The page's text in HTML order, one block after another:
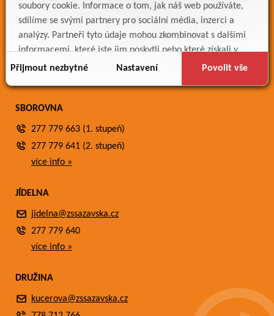
soubory cookie. Informace o tom, jak náš web používáte,
sdílíme se svými partnery pro sociální média, inzerci a
analýzy. Partneři tyto údaje mohou zkombinovat s dalšími
informacemi, které jste jim poskytli nebo které získali v
důsledku toho, že používáte jejich služby.
Přijmout nezbytné Nastavení Povolit vše
Bakaláři
Jídelníček
Meteostanice
SBOROVNA
277 779 663 (1. stupeň)
277 779 641 (2. stupeň)
více info »
JÍDELNA
jidelna@zssazavska.cz
277 779 640
více info »
DRUŽINA
kucerova@zssazavska.cz